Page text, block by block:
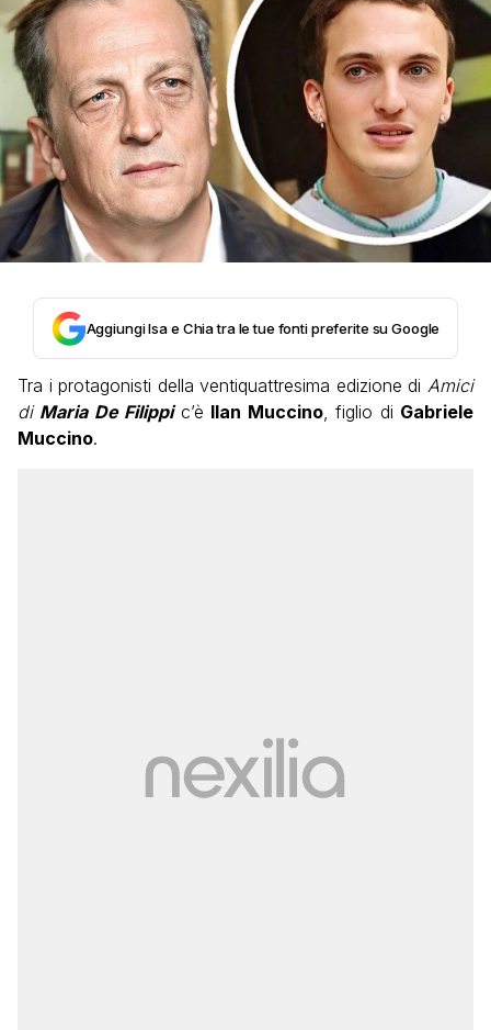
Aggiungi Isa e Chia tra le tue fonti preferite su Google
Tra i protagonisti della ventiquattresima edizione di Amici
di Maria De Filippic’è Ilan Muccino, figlio di Gabriele
Muccino.